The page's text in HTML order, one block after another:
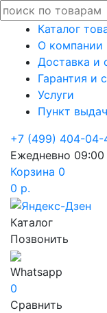
Каталог
О компании
Доставка и
Гарантия и
Услуги
Пункт
+7 (499) 404-04-
Ежедневно 09:00
Корзина 0
0 р.
Каталог
Позвонить
Whatsapp
0
Сравнить